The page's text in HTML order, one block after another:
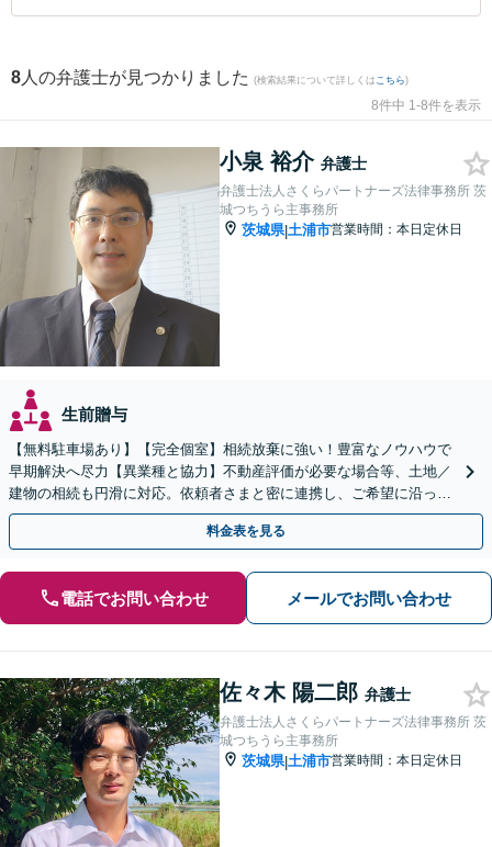
8 人の弁護士が見つかりました (検索結果について詳しくは こちら)
8件中 1-8件を表示
小泉 裕介 弁護士
弁護士法人さくらパートナーズ法律事務所 茨
城つちうら主事務所
茨城県|土浦市営業時間：本日定休日
生前贈与
【無料駐車場あり】【完全個室】相続放棄に強い！豊富なノウハウで
早期解決へ尽力【異業種と協力】不動産評価が必要な場合等、土地／
建物の相続も円滑に対応。依頼者さまと密に連携し、ご希望に沿った
相続を目指します【夜間休日対応】【土浦駅よりバス3分】
料金表を見る
電話でお問い合わせ メールでお問い合わせ
佐々木 陽二郎 弁護士
弁護士法人さくらパートナーズ法律事務所 茨
城つちうら主事務所
茨城県|土浦市営業時間：本日定休日